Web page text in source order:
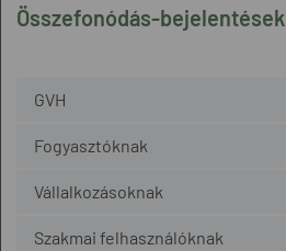
Összefonódás-bejelentések
GVH
Fogyasztóknak
Vállalkozásoknak
Szakmai felhasználóknak